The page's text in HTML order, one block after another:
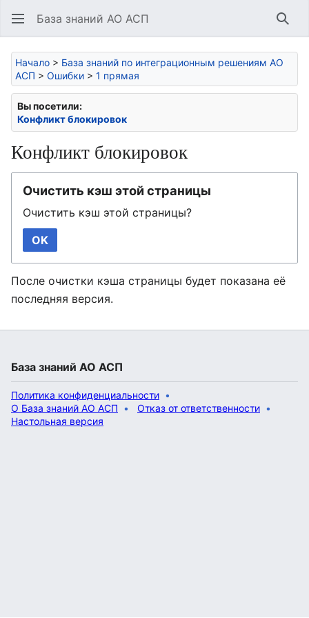
База знаний АО АСП
Начало > База знаний по интеграционным решениям АО
АСП > Ошибки > 1 прямая
Вы посетили:
Конфликт блокировок
Конфликт блокировок
Очистить кэш этой страницы
Очистить кэш этой страницы?
OK
После очистки кэша страницы будет показана её
последняя версия.
База знаний АО АСП
Политика конфиденциальности
О База знаний АО АСП
Отказ от ответственности
Настольная версия